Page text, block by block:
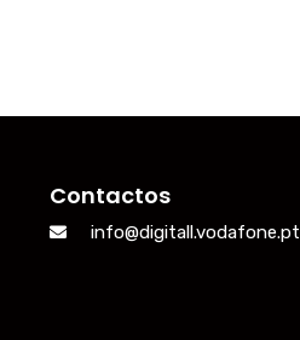
Contactos
info@digitall.vodafone.pt